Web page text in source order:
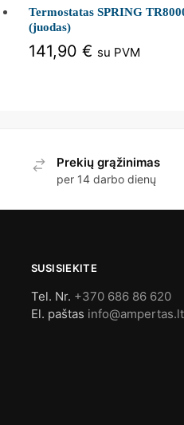
Termostatas SPRING
(juodas)
141,90 € su PVM
Prekių grąžinimas
per 14 darbo dienų
SUSISIEKITE
Tel. Nr. +370 686 86 620
El. paštas info@ampertas.lt